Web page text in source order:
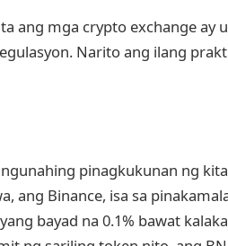
ang mga crypto exchange ay
Narito ang ilang
pinagkukunan ng
ang Binance, isa sa
bayad na 0.1% bawat